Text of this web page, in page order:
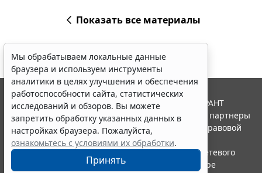
Показать все материалы
Мы обрабатываем локальные данные
браузера и используем инструменты
аналитики в целях улучшения и обеспечения
работоспособности сайта, статистических
исследований и обзоров. Вы можете
запретить обработку указанных данных в
настройках браузера. Пожалуйста,
ознакомьтесь с условиями их обработки.
Принять
© ООО "НПП "ГАРАНТ-СЕРВИС", 2026. Система ГАРАНТ
выпускается с 1990 года. Компания "Гарант" и ее партнеры
являются участниками Российской ассоциации правовой
информации ГАРАНТ.
Портал ГАРАНТ.РУ зарегистрирован в качестве сетевого
издания Федеральной службой по надзору в сфере